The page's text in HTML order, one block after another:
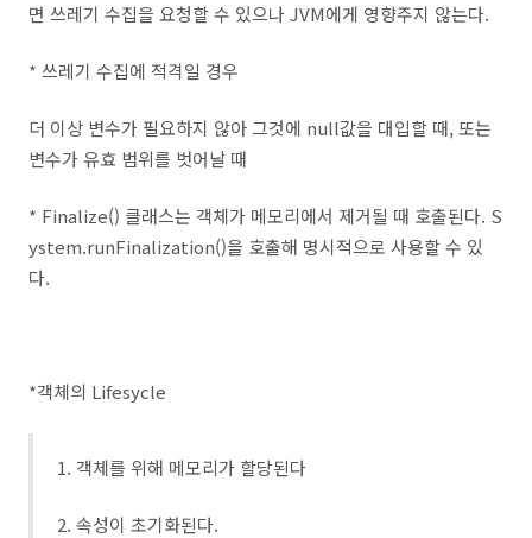
면 쓰레기 수집을 요청할 수 있으나 JVM에게 영향주지 않는다.
* 쓰레기 수집에 적격일 경우
더 이상 변수가 필요하지 않아 그것에 null값을 대입할 때, 또는
변수가 유효 범위를 벗어날 때
* Finalize() 클래스는 객체가 메모리에서 제거될 때 호출된다. S
ystem.runFinalization()을 호출해 명시적으로 사용할 수 있
다.
*객체의 Lifesycle
1. 객체를 위해 메모리가 할당된다
2. 속성이 초기화된다.